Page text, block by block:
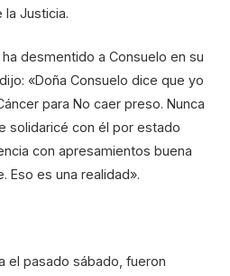
Justicia.
desmentido a Consuelo en su
«Doña Consuelo dice que yo
para No caer preso. Nunca
solidaricé con él por estado
con apresamientos buena
Eso es una realidad».
el pasado sábado, fueron